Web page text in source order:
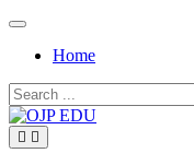
Skip
contentHome
Search
for: